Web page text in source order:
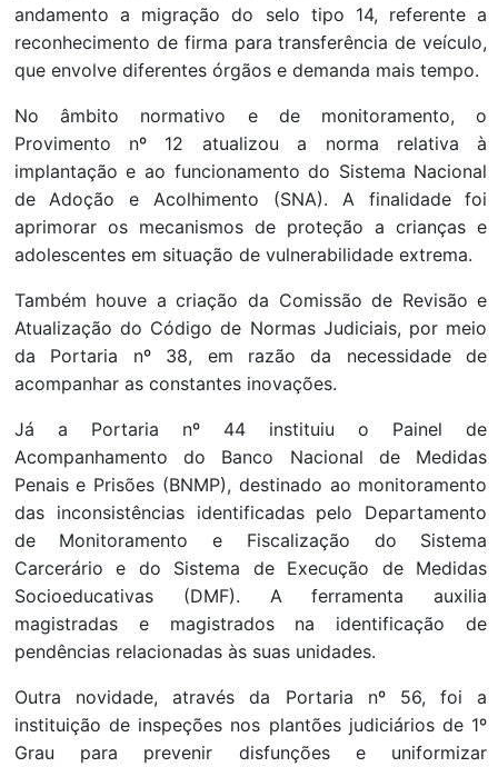
andamento a migração do selo tipo 14, referente a
reconhecimento de firma para transferência de veículo,
que envolve diferentes órgãos e demanda mais tempo.
No âmbito normativo e de monitoramento, o
Provimento nº 12 atualizou a norma relativa à
implantação e ao funcionamento do Sistema Nacional
de Adoção e Acolhimento (SNA). A finalidade foi
aprimorar os mecanismos de proteção a crianças e
adolescentes em situação de vulnerabilidade extrema.
Também houve a criação da Comissão de Revisão e
Atualização do Código de Normas Judiciais, por meio
da Portaria nº 38, em razão da necessidade de
acompanhar as constantes inovações.
Já a Portaria nº 44 instituiu o Painel de
Acompanhamento do Banco Nacional de Medidas
Penais e Prisões (BNMP), destinado ao monitoramento
das inconsistências identificadas pelo Departamento
de Monitoramento e Fiscalização do Sistema
Carcerário e do Sistema de Execução de Medidas
Socioeducativas (DMF). A ferramenta auxilia
magistradas e magistrados na identificação de
pendências relacionadas às suas unidades.
Outra novidade, através da Portaria nº 56, foi a
instituição de inspeções nos plantões judiciários de 1º
Grau para prevenir disfunções e uniformizar